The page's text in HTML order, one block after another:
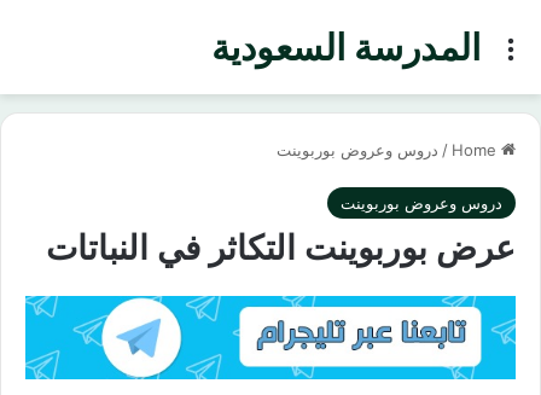
المدرسة السعوديةMenu
/ دروس وعروض بوربوينت
دروس وعروض بوربوينت
عرض بوربوينت التكاثر في النباتات